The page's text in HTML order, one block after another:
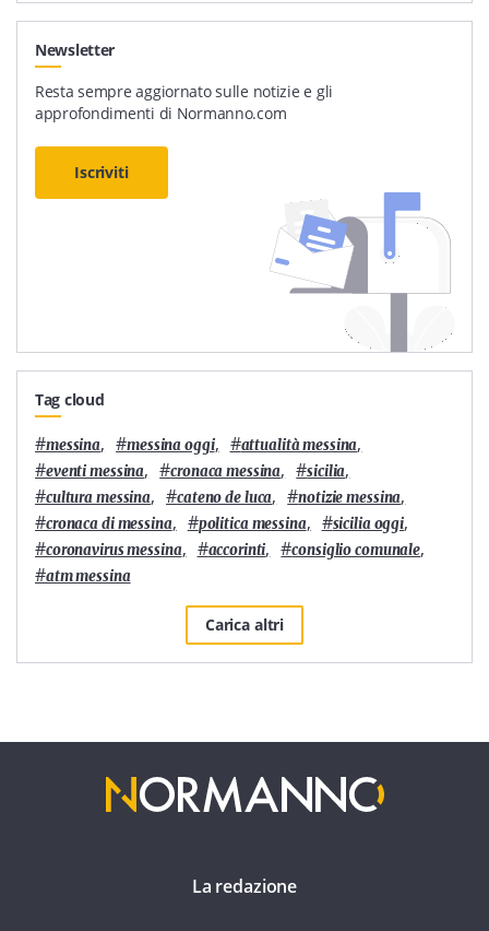
Newsletter
Resta sempre aggiornato sulle notizie e gli
approfondimenti di Normanno.com
Iscriviti
Tag cloud
#messina, #messina oggi, #attualità messina,
#eventi messina, #cronaca messina, #sicilia,
#cultura messina, #cateno de luca, #notizie messina,
#cronaca di messina, #politica messina, #sicilia oggi,
#coronavirus messina, #accorinti, #consiglio comunale,
#atm messina
Carica altri
La redazione